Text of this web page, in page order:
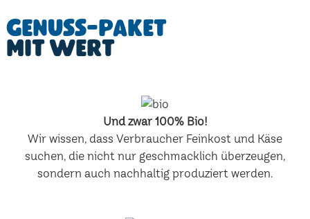
Genuss-Paket
mit Wert
Und zwar 100% Bio!
Wir wissen, dass Verbraucher Feinkost und Käse
suchen, die nicht nur geschmacklich überzeugen,
sondern auch nachhaltig produziert werden.